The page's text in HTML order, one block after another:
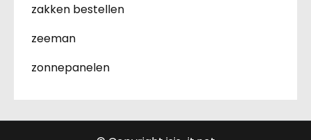
zakken bestellen
zeeman
zonnepanelen